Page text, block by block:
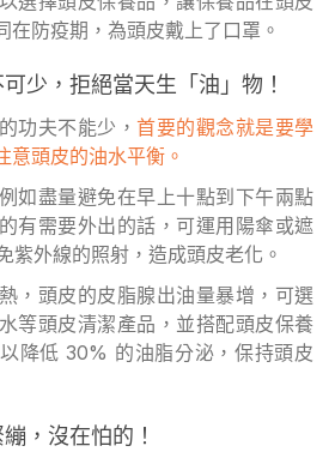
在防疫期，為頭皮戴上了口罩。
少，拒絕當天生「油」物！
功夫不能少， 首要的觀念就是要學
意頭皮的油水平衡。
如盡量避免在早上十點到下午兩點
有需要外出的話，可運用陽傘或遮
紫外線的照射，造成頭皮老化。
，頭皮的皮脂腺出油量暴增，可選
等頭皮清潔產品，並搭配頭皮保養
降低 30% 的油脂分泌，保持頭皮
，沒在怕的！